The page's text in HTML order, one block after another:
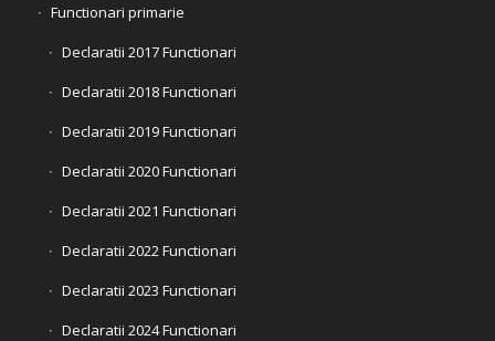
Functionari primarie
Declaratii 2017 Functionari
Declaratii 2018 Functionari
Declaratii 2019 Functionari
Declaratii 2020 Functionari
Declaratii 2021 Functionari
Declaratii 2022 Functionari
Declaratii 2023 Functionari
Declaratii 2024 Functionari